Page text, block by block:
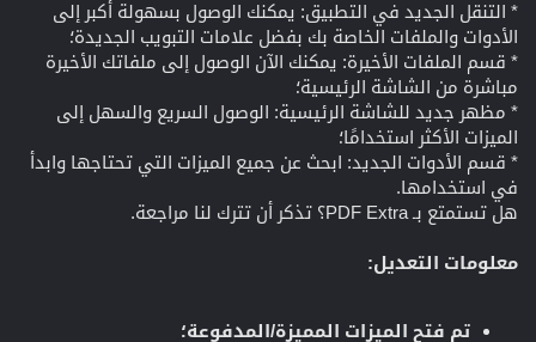
* التنقل الجديد في التطبيق: يمكنك الوصول بسهولة أكبر إلى
الأدوات والملفات الخاصة بك بفضل علامات التبويب الجديدة؛
* قسم الملفات الأخيرة: يمكنك الآن الوصول إلى ملفاتك الأخيرة
مباشرة من الشاشة الرئيسية؛
* مظهر جديد للشاشة الرئيسية: الوصول السريع والسهل إلى
الميزات الأكثر استخدامًا؛
* قسم الأدوات الجديد: ابحث عن جميع الميزات التي تحتاجها وابدأ
في استخدامها.
هل تستمتع بـ PDF Extra؟ تذكر أن تترك لنا مراجعة.
معلومات التعديل:
تم فتح الميزات المميزة/المدفوعة؛